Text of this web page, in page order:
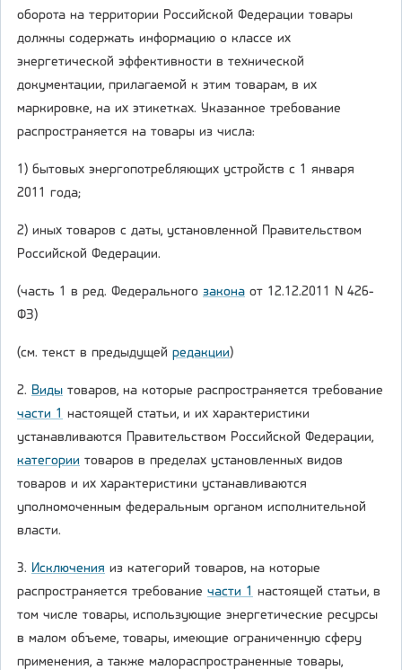
оборота на территории Российской Федерации товары
должны содержать информацию о классе их
энергетической эффективности в технической
документации, прилагаемой к этим товарам, в их
маркировке, на их этикетках. Указанное требование
распространяется на товары из числа:
1) бытовых энергопотребляющих устройств с 1 января
2011 года;
2) иных товаров с даты, установленной Правительством
Российской Федерации.
(часть 1 в ред. Федерального закона от 12.12.2011 N 426-
ФЗ)
(см. текст в предыдущей редакции)
2. Виды товаров, на которые распространяется требование
части 1 настоящей статьи, и их характеристики
устанавливаются Правительством Российской Федерации,
категории товаров в пределах установленных видов
товаров и их характеристики устанавливаются
уполномоченным федеральным органом исполнительной
власти.
3. Исключения из категорий товаров, на которые
распространяется требование части 1 настоящей статьи, в
том числе товары, использующие энергетические ресурсы
в малом объеме, товары, имеющие ограниченную сферу
применения, а также малораспространенные товары,